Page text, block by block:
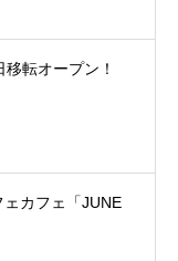
移転オープン！
ェカフェ「JUNE